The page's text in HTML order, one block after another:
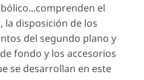
el
la disposición de los
del segundo plano y
fondo y los accesorios
se desarrollan en este